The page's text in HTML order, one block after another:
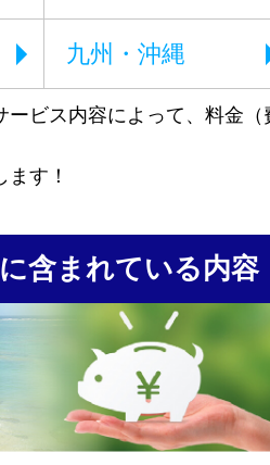
九州・沖縄
ービス内容によって、料金（
す！
含まれている内容